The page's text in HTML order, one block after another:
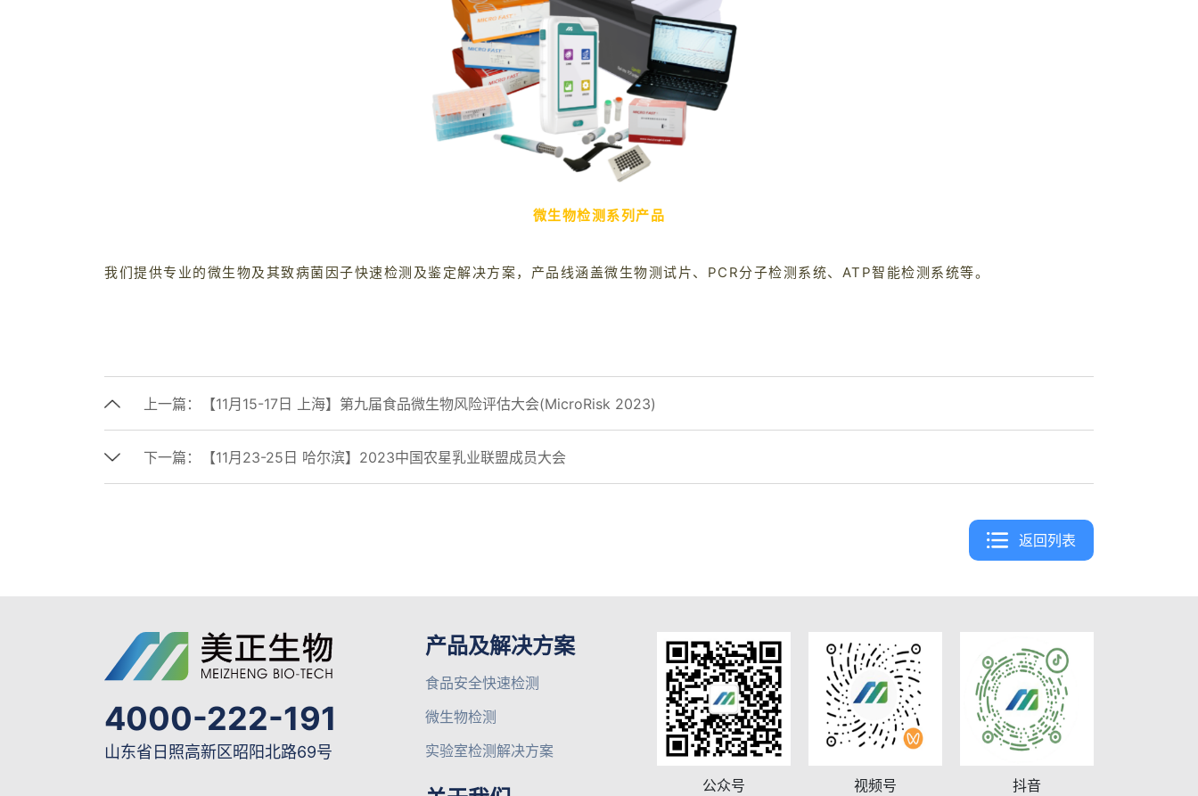
微生物检测系列产品
我们提供专业的微生物及其致病菌因子快速检测及鉴定解决方案，产品线涵盖微生物测试片、PCR分子检测系统、ATP智能检测系统等。
上一篇： 【11月15-17日 上海】第九届食品微生物风险评估大会(MicroRisk 2023)
下一篇： 【11月23-25日 哈尔滨】2023中国农星乳业联盟成员大会
返回列表
4000-222-191
山东省日照高新区昭阳北路69号
产品及解决方案
食品安全快速检测
微生物检测
实验室检测解决方案
公众号 视频号 抖音